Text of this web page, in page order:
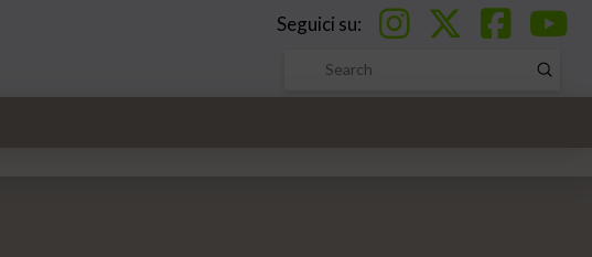
Seguici su:
Search
Submit